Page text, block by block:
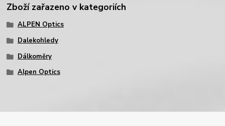
Zboží zařazeno v kategoriích
ALPEN Optics
Dalekohledy
Dálkoměry
Alpen Optics